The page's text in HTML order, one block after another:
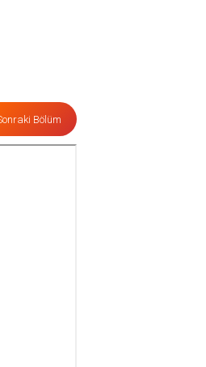
Bölüm